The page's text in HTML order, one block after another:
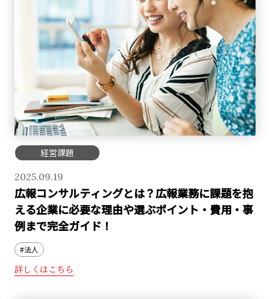
経営課題
2025.09.19
広報コンサルティングとは？広報業務に課題を抱
える企業に必要な理由や選ぶポイント・費用・事
例まで完全ガイド！
#法人
詳しくはこちら